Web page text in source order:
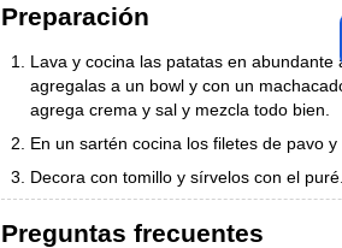
Preparación
Lava y cocina las patatas en
agregalas a un bowl y con un
agrega crema y sal y mezcla todo bien.
En un sartén cocina los filetes de pavo
Decora con tomillo y sírvelos con el puré.
Preguntas frecuentes